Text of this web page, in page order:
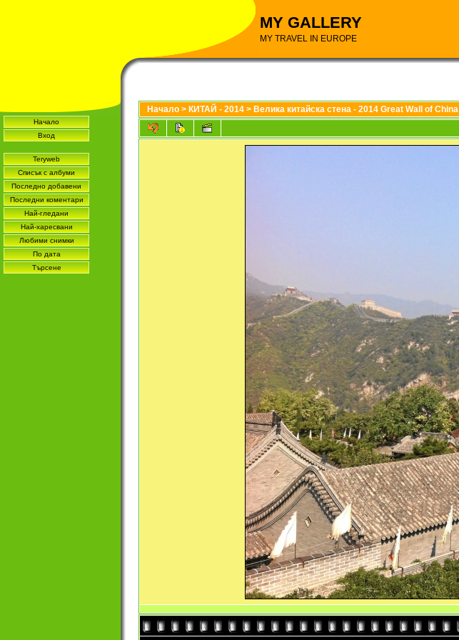
MY GALLERY
MY TRAVEL IN EUROPE
Начало
Вход
Teryweb
Списък с албуми
Последно добавени
Последни коментари
Най-гледани
Най-харесвани
Любими снимки
По дата
Търсене
Начало > КИТАЙ - 2014 > Велика китайска стена - 2014 Great Wall of China